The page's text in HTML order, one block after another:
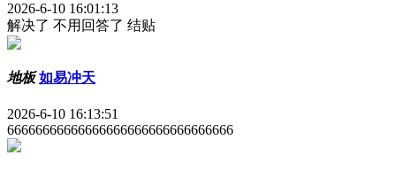
2026-6-10 16:01:13
解决了 不用回答了 结贴
地板 如易冲天
2026-6-10 16:13:51
66666666666666666666666666666666